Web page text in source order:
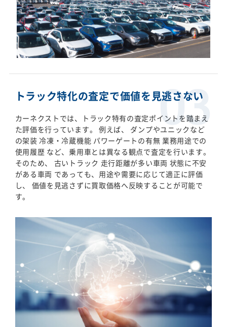
トラック特化の査定で価値を見逃さない
カーネクストでは、トラック特有の査定ポイントを踏まえ
た評価を行っています。 例えば、 ダンプやユニックなど
の架装 冷凍・冷蔵機能 パワーゲートの有無 業務用途での
使用履歴 など、乗用車とは異なる観点で査定を行います。
そのため、 古いトラック 走行距離が多い車両 状態に不安
がある車両 であっても、用途や需要に応じて適正に評価
し、 価値を見逃さずに買取価格へ反映することが可能で
す。